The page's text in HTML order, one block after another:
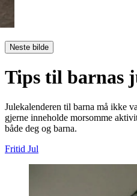
Neste bilde
Tips til barnas
Julekalenderen til barna må ikke
gjerne inneholde morsomme
både deg og barna.
Fritid Jul